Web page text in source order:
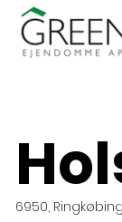
6950, Ringkøbing